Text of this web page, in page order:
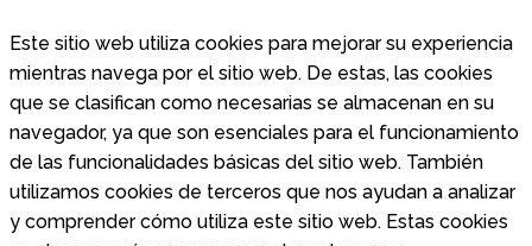
Este sitio web utiliza cookies para mejorar su experiencia
mientras navega por el sitio web. De estas, las cookies
que se clasifican como necesarias se almacenan en su
navegador, ya que son esenciales para el funcionamiento
de las funcionalidades básicas del sitio web. También
utilizamos cookies de terceros que nos ayudan a analizar
y comprender cómo utiliza este sitio web. Estas cookies